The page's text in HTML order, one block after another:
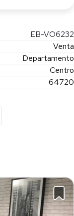
EB-VO6232
Venta
Departamento
Centro
64720